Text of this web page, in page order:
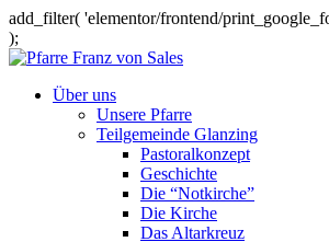
add_filter( 'elementor/frontend/
);
Über uns
Unsere Pfarre
Teilgemeinde Glanzing
Pastoralkonzept
Geschichte
Die “Notkirche”
Die Kirche
Das Altarkreuz